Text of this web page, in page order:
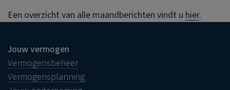
Een overzicht van alle maandberichten vindt u hier.
Jouw vermogen
Vermogensbeheer
Vermogensplanning